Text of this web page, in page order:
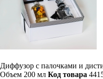
Диффузор с палочками и
Объем 200 мл Код товара